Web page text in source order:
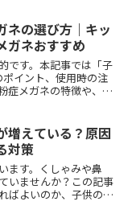
ネの選び方｜キッ
ガネおすすめ
です。本記事では「子
イント、使用時の注
症メガネの特徴や、ど
増えている？原因
対策
ます。くしゃみや鼻
いませんか？この記事
ばよいのか、子供の花